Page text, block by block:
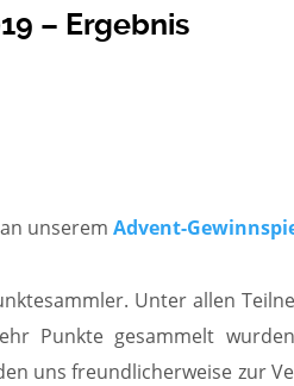
– Ergebnis
unseremAdvent-
Unter allen
Punkte gesammelt
uns freundlicherweise zur